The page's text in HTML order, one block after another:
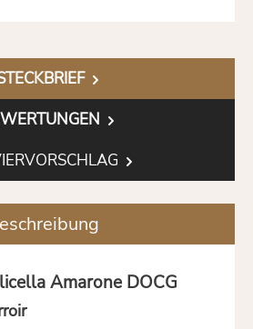
Amarone DOCG